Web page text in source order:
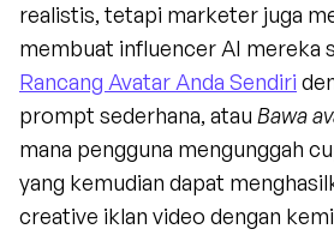
realistis, tetapi marketer juga
Rancang Avatar Anda Sendiri
prompt sederhana, atau Bawa
mana pengguna mengunggah
yang kemudian dapat
creative iklan video dengan